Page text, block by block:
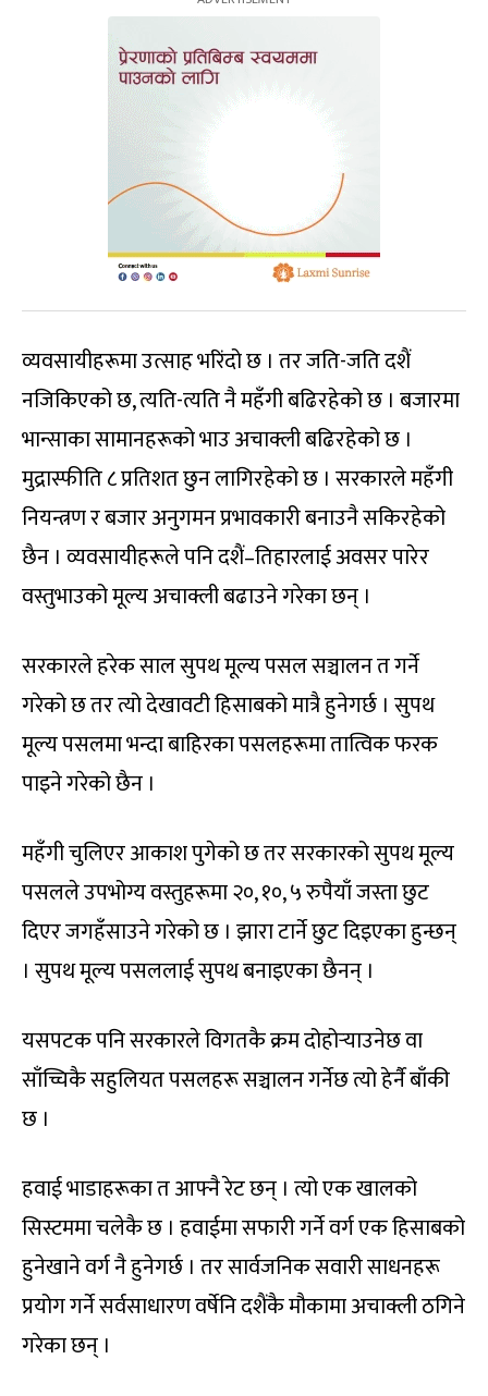
व्यवसायीहरूमा उत्साह भरिंदो छ । तर जति-जति दशैं
नजिकिएको छ, त्यति-त्यति नै महँगी बढिरहेको छ । बजारमा
भान्साका सामानहरूको भाउ अचाक्ली बढिरहेको छ ।
मुद्रास्फीति ८ प्रतिशत छुन लागिरहेको छ । सरकारले महँगी
नियन्त्रण र बजार अनुगमन प्रभावकारी बनाउनै सकिरहेको
छैन । व्यवसायीहरूले पनि दशैं–तिहारलाई अवसर पारेर
वस्तुभाउको मूल्य अचाक्ली बढाउने गरेका छन् ।
सरकारले हरेक साल सुपथ मूल्य पसल सञ्चालन त गर्ने
गरेको छ तर त्यो देखावटी हिसाबको मात्रै हुनेगर्छ । सुपथ
मूल्य पसलमा भन्दा बाहिरका पसलहरूमा तात्विक फरक
पाइने गरेको छैन ।
महँगी चुलिएर आकाश पुगेको छ तर सरकारको सुपथ मूल्य
पसलले उपभोग्य वस्तुहरूमा २०, १०, ५ रुपैयाँ जस्ता छुट
दिएर जगहँसाउने गरेको छ । झारा टार्ने छुट दिइएका हुन्छन्
। सुपथ मूल्य पसललाई सुपथ बनाइएका छैनन् ।
यसपटक पनि सरकारले विगतकै क्रम दोहोर्‍याउनेछ वा
साँच्चिकै सहुलियत पसलहरू सञ्चालन गर्नेछ त्यो हेर्नै बाँकी
छ ।
हवाई भाडाहरूका त आफ्नै रेट छन् । त्यो एक खालको
सिस्टममा चलेकै छ । हवाईमा सफारी गर्ने वर्ग एक हिसाबको
हुनेखाने वर्ग नै हुनेगर्छ । तर सार्वजनिक सवारी साधनहरू
प्रयोग गर्ने सर्वसाधारण वर्षेनि दशैंकै मौकामा अचाक्ली ठगिने
गरेका छन् ।